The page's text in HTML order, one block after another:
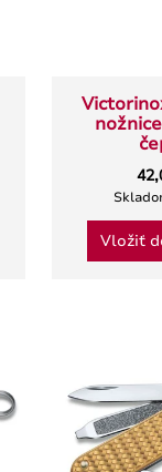
Vložiť